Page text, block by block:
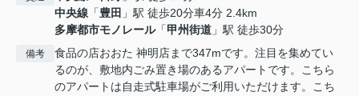
中央線 「豊田 」駅 徒歩20分車4分 2.4km
多摩都市モノレール「甲州街道 」駅 徒歩30分
備考
食品の店おおた 神明店まで347mです。注目を集めてい
るのが、敷地内ごみ置き場のあるアパートです。こちら
のアパートは自走式駐車場がご利用いただけます。こち